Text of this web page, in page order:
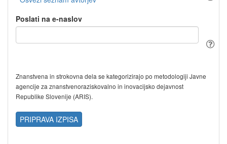
Poslati na e-naslov
Znanstvena in strokovna dela se kategorizirajo po metodologiji Javne
agencije za znanstvenoraziskovalno in inovacijsko dejavnost
Republike Slovenije (ARIS).
PRIPRAVA IZPISA